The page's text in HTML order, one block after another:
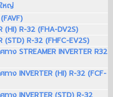
หญ่
(HI) R-32 (FHA-DV2S)
(STD) R-32 (FHFC-EV2S)
าง STREAMER INVERTER R32
ทาง INVERTER (HI) R-32 (FCF-